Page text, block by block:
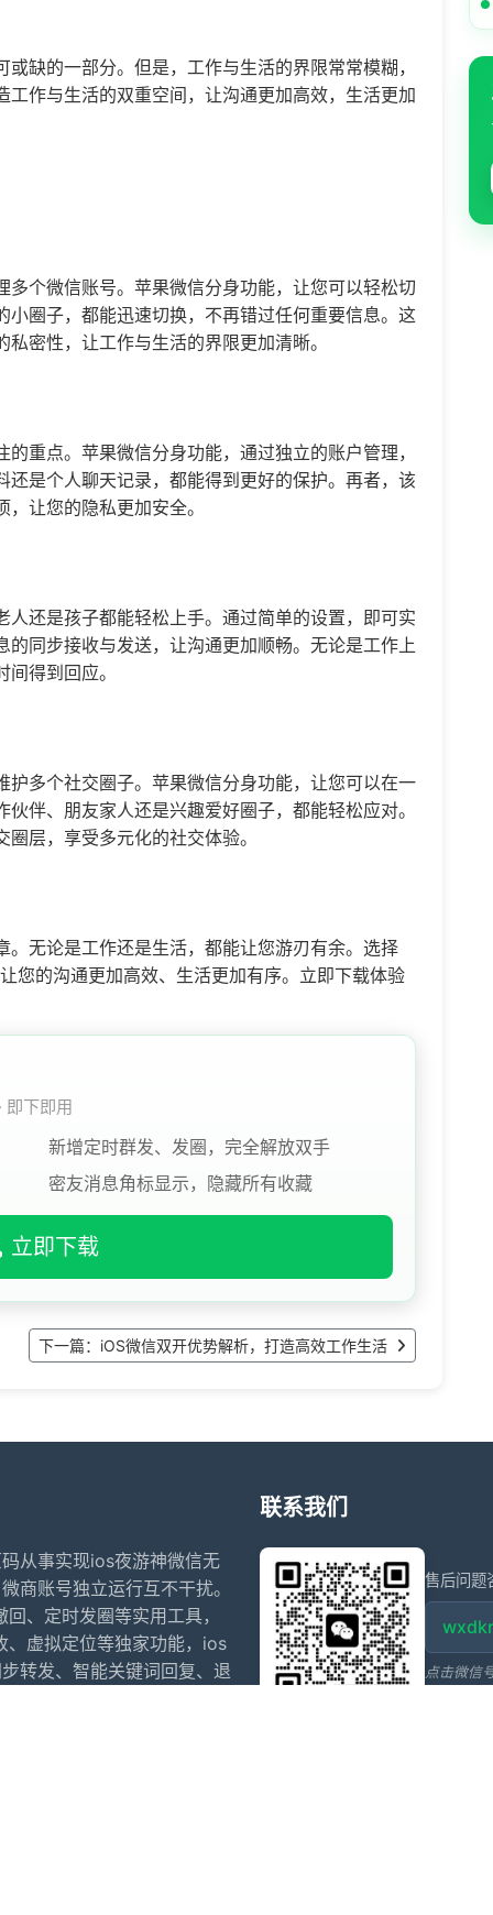
缺的一部分。但是，工作与生活的界限常常模糊，
工作与生活的双重空间，让沟通更加高效，生活更加
多个微信账号。苹果微信分身功能，让您可以轻松切
圈子，都能迅速切换，不再错过任何重要信息。这
密性，让工作与生活的界限更加清晰。
重点。苹果微信分身功能，通过独立的账户管理，
是个人聊天记录，都能得到更好的保护。再者，该
让您的隐私更加安全。
还是孩子都能轻松上手。通过简单的设置，即可实
同步接收与发送，让沟通更加顺畅。无论是工作上
得到回应。
多个社交圈子。苹果微信分身功能，让您可以在一
伴、朋友家人还是兴趣爱好圈子，都能轻松应对。
层，享受多元化的社交体验。
无论是工作还是生活，都能让您游刃有余。选择
您的沟通更加高效、生活更加有序。立即下载体验
即下即用
新增定时群发、发圈，完全解放双手
密友消息角标显示，隐藏所有收藏
立即下载
下一篇：iOS微信双开优势解析，打造高效工作生活
从事实现ios夜游神微信无
商账号独立运行互不干扰。
、定时发圈等实用工具，
、虚拟定位等独家功能，ios
转发、智能关键词回复、退
联系我们
售后问题
点击微信